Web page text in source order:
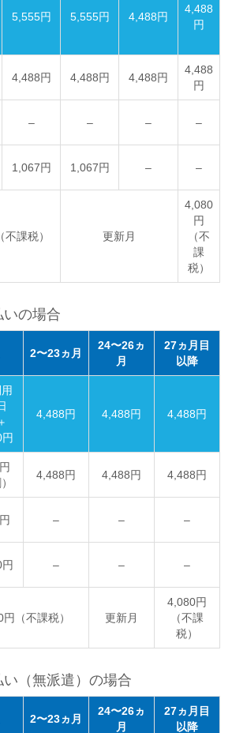
5,555円 5,555円 4,488円
4,488
円
4,488円 4,488円 4,488円
4,488
円
– – – –
1,067円 1,067円 – –
課税） 更新月
4,080
円
（不
課
税）
の場合
2〜23ヵ月
24〜26ヵ
月
27ヵ月目
以降
4,488円 4,488円 4,488円
4,488円 4,488円 4,488円
– – –
– – –
（不課税） 更新月
4,080円
（不課
税）
（無派遣）の場合
2〜23ヵ月
24〜26ヵ
月
27ヵ月目
以降